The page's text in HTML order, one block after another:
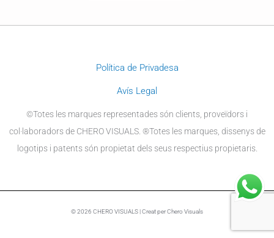
Política de Privadesa
Avís Legal
©Totes les marques representades són clients, proveïdors i
col·laboradors de CHERO VISUALS. ®Totes les marques, dissenys de
logotips i patents són propietat dels seus respectius propietaris.
© 2026 CHERO VISUALS | Creat per Chero Visuals